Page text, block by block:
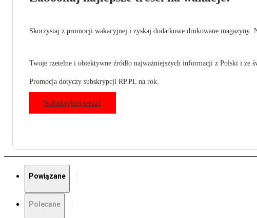
Skorzystaj z promocji wakacyjnej i zyskaj dodatkowe drukowane magazyny:
Twoje rzetelne i obiektywne źródło najważniejszych informacji z Polski i ze
Promocja dotyczy subskrypcji RP.PL na rok.
Subskrybuj teraz!
Powiązane
Polecane